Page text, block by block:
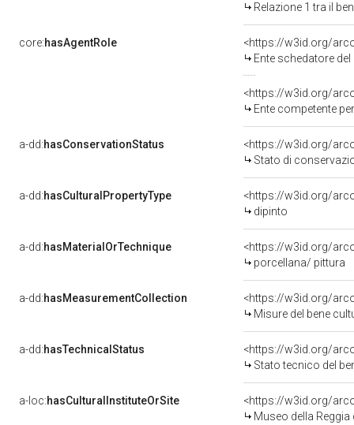
Relazione 1 tra il
core:hasAgentRole
<https://w3id.org/
Ente schedatore del
<https://w3id.org/
Ente competente
a-dd:hasConservationStatus
<https://w3id.org/
Stato di
a-dd:hasCulturalPropertyType
<https://w3id.org/
dipinto
a-dd:hasMaterialOrTechnique
<https://w3id.org/
porcellana/ pittura
a-dd:hasMeasurementCollection
<https://w3id.org/
Misure del bene
a-dd:hasTechnicalStatus
<https://w3id.org/
Stato tecnico del
a-loc:hasCulturalInstituteOrSite
<https://w3id.org/
Museo della Reggia